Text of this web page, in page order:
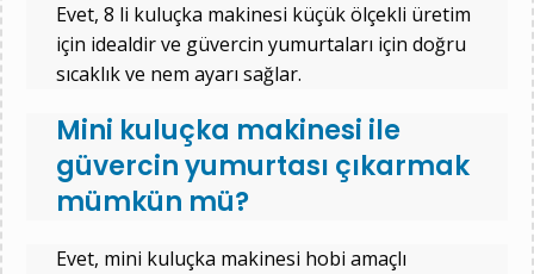
Evet, 8 li kuluçka makinesi küçük ölçekli üretim
için idealdir ve güvercin yumurtaları için doğru
sıcaklık ve nem ayarı sağlar.
Mini kuluçka makinesi ile
güvercin yumurtası çıkarmak
mümkün mü?
Evet, mini kuluçka makinesi hobi amaçlı